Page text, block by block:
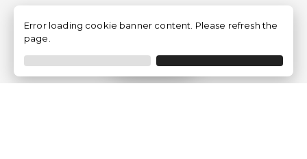
Filtrer
Error loading cookie banner content. Please refresh the
page.